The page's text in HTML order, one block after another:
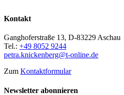
Kontakt
Ganghoferstraße 13, D-83229 Aschau
Tel.: +49 8052 9244
petra.knickenberg@t-online.de
Zum Kontaktformular
Newsletter abonnieren